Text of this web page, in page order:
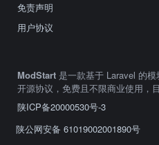
免责声明
用户协议
ModStart 是一款基于 Laravel 的
开源协议，免费且不限商业使用，
陕ICP备20000530号-3
陕公网安备 61019002001890号